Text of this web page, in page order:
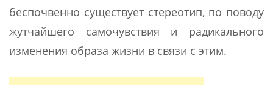
беспочвенно существует стереотип, по поводу
жутчайшего самочувствия и радикального
изменения образа жизни в связи с этим.